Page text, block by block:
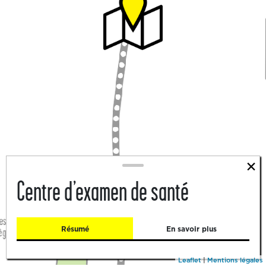
×
Centre d’examen de santé
Résumé En savoir plus
Leaflet|Mentions légales